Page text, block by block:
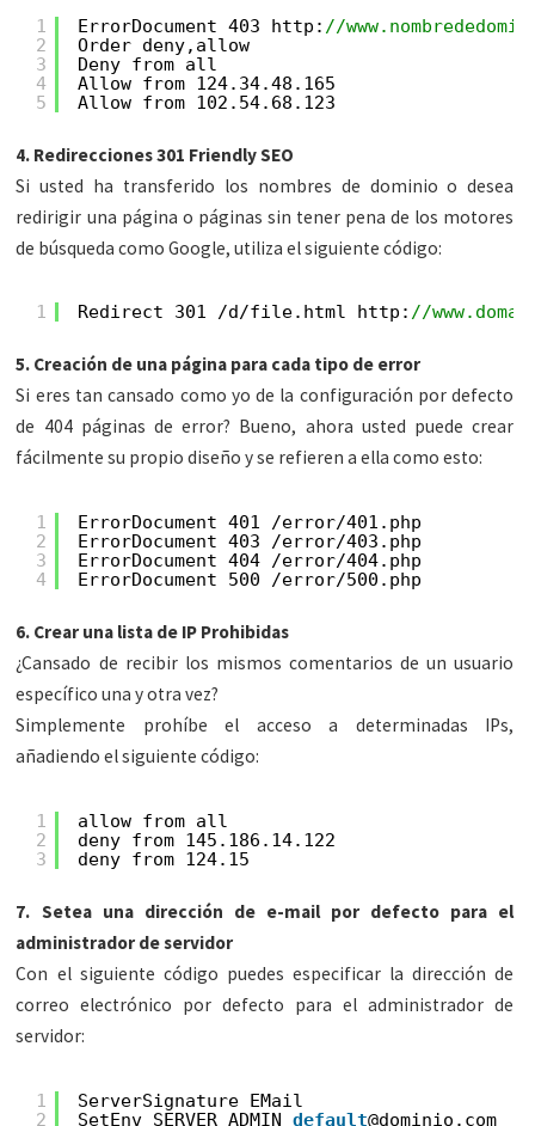
1
2
3
4
5
ErrorDocument 403 http: //
Order deny,allow
Deny from all
Allow from 124.34.48.165
Allow from 102.54.68.123
4. Redirecciones 301 Friendly SEO
Si usted ha transferido los nombres de dominio o desea
redirigir una página o páginas sin tener pena de los motores
de búsqueda como Google, utiliza el siguiente código:
1 Redirect 301 /d/file.html http: //
5. Creación de una página para cada tipo de error
Si eres tan cansado como yo de la configuración por defecto
de 404 páginas de error? Bueno, ahora usted puede crear
fácilmente su propio diseño y se refieren a ella como esto:
1
2
3
4
ErrorDocument 401 /error/401.php
ErrorDocument 403 /error/403.php
ErrorDocument 404 /error/404.php
ErrorDocument 500 /error/500.php
6. Crear una lista de IP Prohibidas
¿Cansado de recibir los mismos comentarios de un usuario
específico una y otra vez?
Simplemente prohíbe el acceso a determinadas IPs,
añadiendo el siguiente código:
1
2
3
allow from all
deny from 145.186.14.122
deny from 124.15
7. Setea una dirección de e-mail por defecto para el
administrador de servidor
Con el siguiente código puedes especificar la dirección de
correo electrónico por defecto para el administrador de
servidor:
1
2
ServerSignature EMail
SetEnv SERVER_ADMIN default@dominio.com